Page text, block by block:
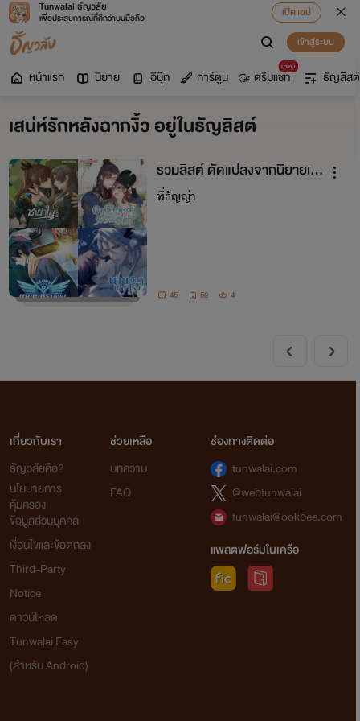
Tunwalai ธัญวลัย
เพื่อประสบการณ์ที่ดีกว่าบนมือถือ
เปิดแอป
เข้าสู่ระบบ
หน้าแรก นิยาย อีบุ๊ก การ์ตูน
มาใหม่
ดรีมแชท ธัญลิสต์
เสน่ห์รักหลังฉากงิ้ว อยู่ในธัญลิสต์
รวมลิสต์ ดัดแปลงจากนิยายเรื่
องดัง
พี่ธัญญ่า
45 59 4
เกี่ยวกับเรา
ธัญวลัยคือ?
นโยบายการ
คุ้มครอง
ข้อมูลส่วนบุคคล
เงื่อนไขและข้อตกลง
Third-Party
Notice
ดาวน์โหลด
Tunwalai Easy
(สำหรับ Android)
ช่วยเหลือ
บทความ
FAQ
ช่องทางติดต่อ
tunwalai.com
@webtunwalai
tunwalai@ookbee.com
แพลตฟอร์มในเครือ